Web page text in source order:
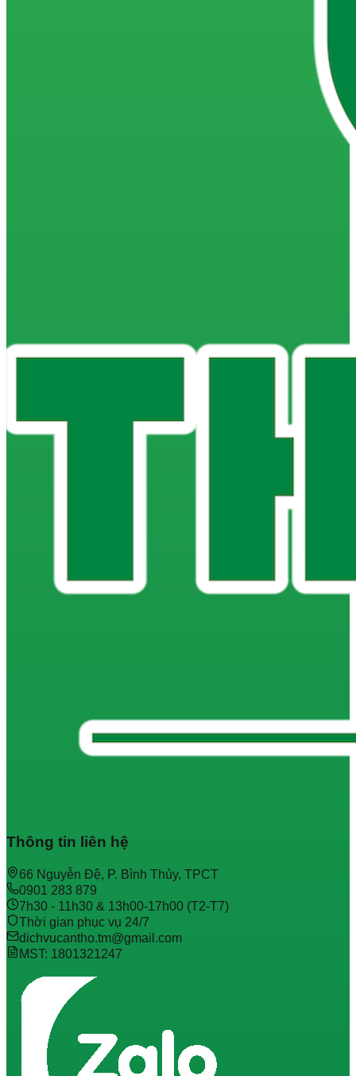
Thông tin liên hệ
66 Nguyễn Đệ, P. Bình Thủy, TPCT
0901 283 879
7h30 - 11h30 & 13h00-17h00 (T2-T7)
Thời gian phục vụ 24/7
dichvucantho.tm@gmail.com
MST: 1801321247